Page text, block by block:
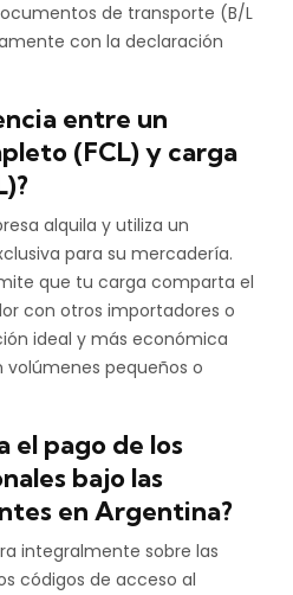
de transporte (B/L
con la declaración
entre un
(FCL) y carga
alquila y utiliza un
para su mercadería.
que tu carga comparta el
con otros importadores o
ideal y más económica
volúmenes pequeños o
el pago de los
bajo las
en Argentina?
integralmente sobre las
códigos de acceso al